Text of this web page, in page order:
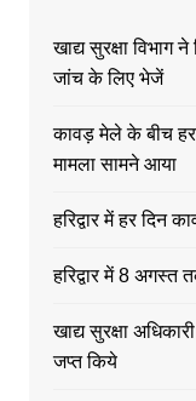
खाद्य सुरक्षा विभाग
जांच के लिए भेजें
कावड़ मेले के बीच
मामला सामने आया
हरिद्वार में हर दिन
हरिद्वार में 8 अगस्त
खाद्य सुरक्षा
जप्त किये